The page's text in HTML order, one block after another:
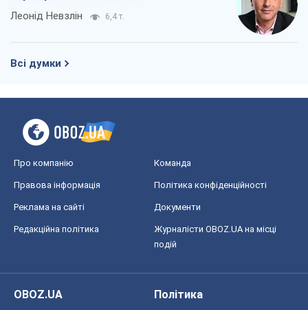
Леонід Невзлін 6,4 т.
Всі думки
Про компанію Команда
Правова інформація Політика конфіденційності
Реклама на сайті Документи
Редакційна політика
Журналісти OBOZ.UA на місці
подій
OBOZ.UA
Політика